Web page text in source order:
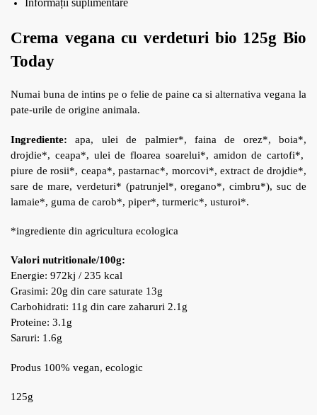
Informații suplimentare
Crema vegana cu verdeturi bio 125g Bio
Today
Numai buna de intins pe o felie de paine ca si alternativa vegana la
pate-urile de origine animala.
Ingrediente: apa, ulei de palmier*, faina de orez*, boia*,
drojdie*, ceapa*, ulei de floarea soarelui*, amidon de cartofi*,
piure de rosii*, ceapa*, pastarnac*, morcovi*, extract de drojdie*,
sare de mare, verdeturi* (patrunjel*, oregano*, cimbru*), suc de
lamaie*, guma de carob*, piper*, turmeric*, usturoi*.
*ingrediente din agricultura ecologica
Valori nutritionale/100g:
Energie: 972kj / 235 kcal
Grasimi: 20g din care saturate 13g
Carbohidrati: 11g din care zaharuri 2.1g
Proteine: 3.1g
Saruri: 1.6g
Produs 100% vegan, ecologic
125g